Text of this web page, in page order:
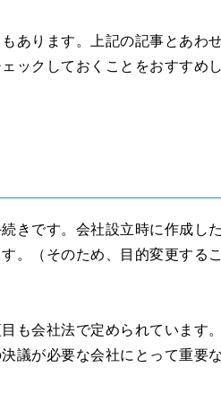
あります。上記の記事とあわせ
ェックしておくことをおすすめ
きです。会社設立時に作成し
。（そのため、目的変更する
も会社法で定められています
議が必要な会社にとって重要